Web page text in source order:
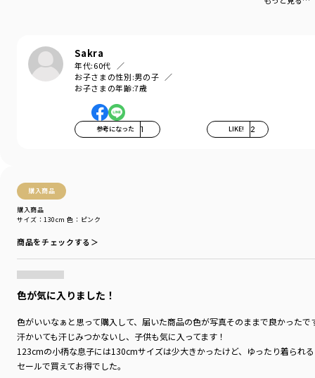
Sakra
年代:60代
お子さまの性別:男の子
お子さまの年齢:7歳
参考になった 1 LIKE! 2
購入商品
購入商品
サイズ：130cm 色：ピンク
商品をチェックする＞
色が気に入りました！
色がいいなぁと思って購入して、届いた商品の色が写真そのままで良かったで
汗かいても汗じみつかないし、子供も気に入ってます！
123cmの小柄な息子には130cmサイズは少大きかったけど、ゆったり着られ
セールで買えてお得でした。
伸縮性：あり
80㎝・90㎝のみ肩ボタンが付いております。
着用イメージ/カラー：アイボリー
モデル：身長112.0cm 体重19.0kg
サイズ：サイズ110
カテゴリ
カラー
性別タイプ
／ BOY